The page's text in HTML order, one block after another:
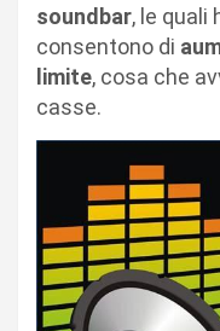
soundbar, le quali
consentono di
limite, cosa che
casse.